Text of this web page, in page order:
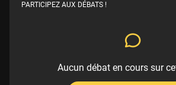
PARTICIPEZ AUX DÉBATS !
Aucun débat en cours sur